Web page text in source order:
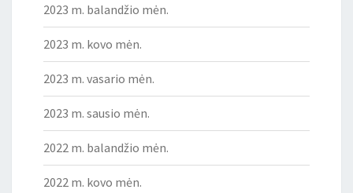
2023 m. balandžio mėn.
2023 m. kovo mėn.
2023 m. vasario mėn.
2023 m. sausio mėn.
2022 m. balandžio mėn.
2022 m. kovo mėn.